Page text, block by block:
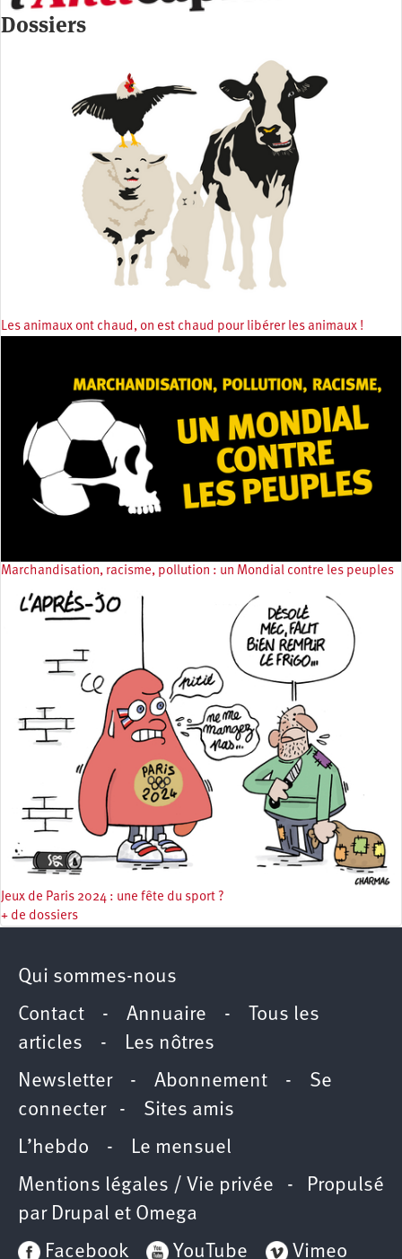
Dossiers
Les animaux ont chaud, on est chaud pour libérer les animaux !
Marchandisation, racisme, pollution : un Mondial contre les peuples
Jeux de Paris 2024 : une fête du sport ?
+ de dossiers
Qui sommes-nous
Contact - Annuaire -
Tous les
articles - Les nôtres
Newsletter- Abonnement - Se
connecter- Sites amis
L’hebdo - Le mensuel
Mentions légales / Vie privée - Propulsé
par Drupal et Omega
Facebook
YouTube Vimeo